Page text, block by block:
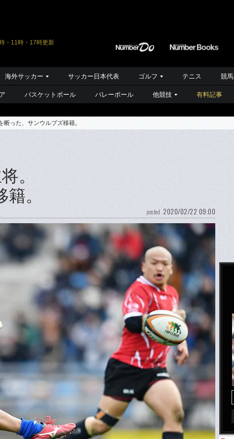
・11時・17時更新
海外サッカー サッカー日本代表 ゴルフ テニス 競馬
バスケットボール バレーボール 他競技 有料記事
断った、サンウルブズ移籍。
。
。
posted 2020/02/22 09:00